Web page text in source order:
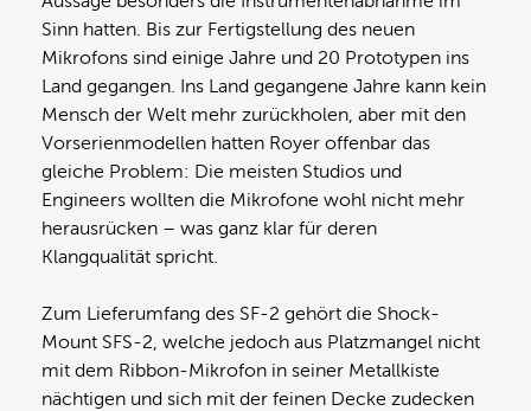
Sinn hatten. Bis zur Fertigstellung des neuen
Mikrofons sind einige Jahre und 20 Prototypen ins
Land gegangen. Ins Land gegangene Jahre kann kein
Mensch der Welt mehr zurückholen, aber mit den
Vorserienmodellen hatten Royer offenbar das
gleiche Problem: Die meisten Studios und
Engineers wollten die Mikrofone wohl nicht mehr
herausrücken – was ganz klar für deren
Klangqualität spricht.
Zum Lieferumfang des SF-2 gehört die Shock-
Mount SFS-2, welche jedoch aus Platzmangel nicht
mit dem Ribbon-Mikrofon in seiner Metallkiste
nächtigen und sich mit der feinen Decke zudecken